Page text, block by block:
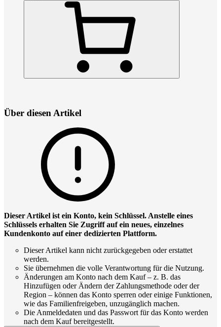
Über diesen Artikel
Dieser Artikel ist ein Konto, kein Schlüssel. Anstelle eines
Schlüssels erhalten Sie Zugriff auf ein neues, einzelnes
Kundenkonto auf einer dedizierten Plattform.
Dieser Artikel kann nicht zurückgegeben oder erstattet
werden.
Sie übernehmen die volle Verantwortung für die Nutzung.
Änderungen am Konto nach dem Kauf – z. B. das
Hinzufügen oder Ändern der Zahlungsmethode oder der
Region – können das Konto sperren oder einige Funktionen,
wie das Familienfreigeben, unzugänglich machen.
Die Anmeldedaten und das Passwort für das Konto werden
nach dem Kauf bereitgestellt.